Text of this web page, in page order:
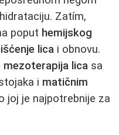
Zatím,
poput hemijskog
lica i obnovu.
mezoterapija lica sa
i matičnim
joj je najpotrebnije za